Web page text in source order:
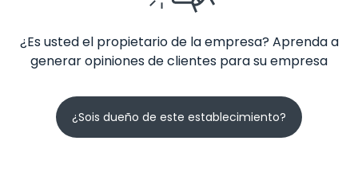
¿Es usted el propietario de la empresa? Aprenda a
generar opiniones de clientes para su empresa
¿Sois dueño de este establecimiento?